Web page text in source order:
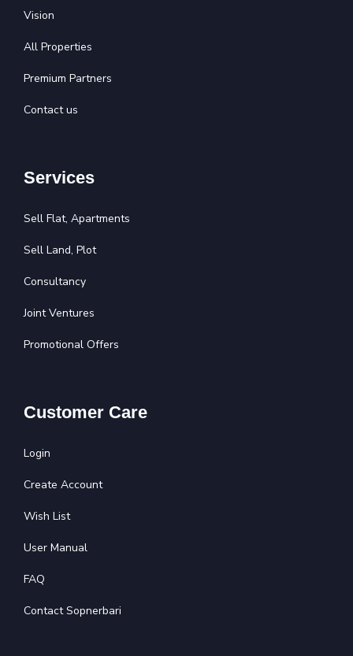
Vision
All Properties
Premium Partners
Contact us
Services
Sell Flat, Apartments
Sell Land, Plot
Consultancy
Joint Ventures
Promotional Offers
Customer Care
Login
Create Account
Wish List
User Manual
FAQ
Contact Sopnerbari